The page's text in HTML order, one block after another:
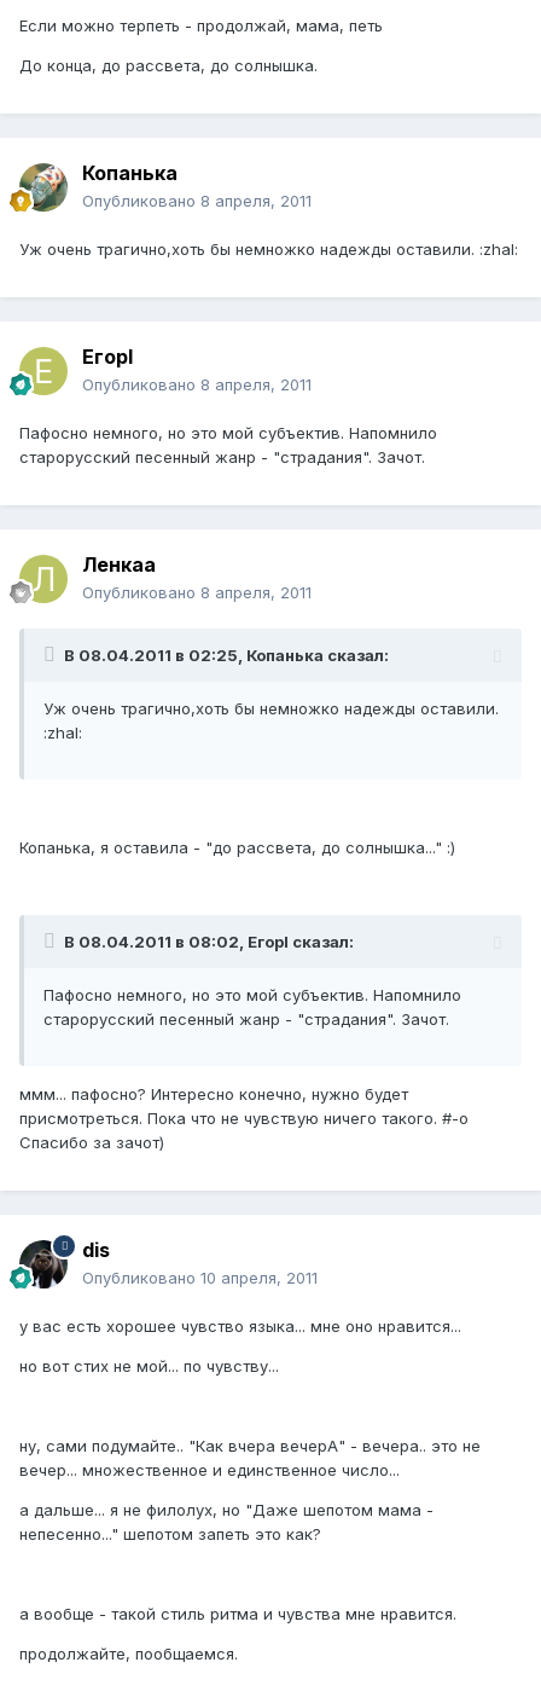
Если можно терпеть - продолжай, мама, петь
До конца, до рассвета, до солнышка.
Копанька
Опубликовано 8 апреля, 2011
Уж очень трагично,хоть бы немножко надежды оставили. :zhal:
ЕгорI
Опубликовано 8 апреля, 2011
Пафосно немного, но это мой субъектив. Напомнило
старорусский песенный жанр - "страдания". Зачот.
Ленкаа
Опубликовано 8 апреля, 2011
В 08.04.2011 в 02:25, Копанька сказал:
Уж очень трагично,хоть бы немножко надежды оставили.
:zhal:
Копанька, я оставила - "до рассвета, до солнышка..." :)
В 08.04.2011 в 08:02, ЕгорI сказал:
Пафосно немного, но это мой субъектив. Напомнило
старорусский песенный жанр - "страдания". Зачот.
ммм... пафосно? Интересно конечно, нужно будет
присмотреться. Пока что не чувствую ничего такого. #-o
Спасибо за зачот)
dis
Опубликовано 10 апреля, 2011
у вас есть хорошее чувство языка... мне оно нравится...
но вот стих не мой... по чувству...
ну, сами подумайте.. "Как вчера вечерА" - вечера.. это не
вечер... множественное и единственное число...
а дальше... я не филолух, но "Даже шепотом мама -
непесенно..." шепотом запеть это как?
а вообще - такой стиль ритма и чувства мне нравится.
продолжайте, пообщаемся.